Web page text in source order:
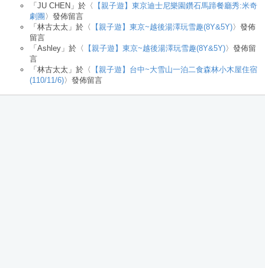
「 JU CHEN 」於〈
【親子遊】東京迪士尼樂園鑽石馬蹄餐廳秀:米奇
劇團 〉發佈留言
「 林古太太 」於〈 【親子遊】東京~越後湯澤玩雪趣(8Y&5Y)〉發佈
留言
「 Ashley 」於〈 【親子遊】東京~越後湯澤玩雪趣(8Y&5Y)〉發佈留
言
「 林古太太 」於〈
【親子遊】台中~大雪山一泊二食森林小木屋住宿
(110/11/6)〉發佈留言